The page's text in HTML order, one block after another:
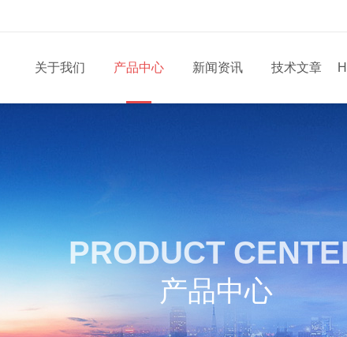
关于我们 产品中心 新闻资讯 技术文章
PRODUCT
产品中心